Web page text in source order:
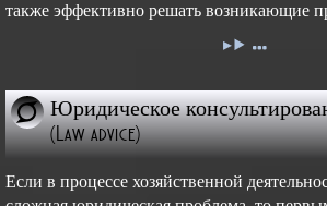
также эффективно решать возникающие
Юридическое
(Law advice)
Если в процессе хозяйственной